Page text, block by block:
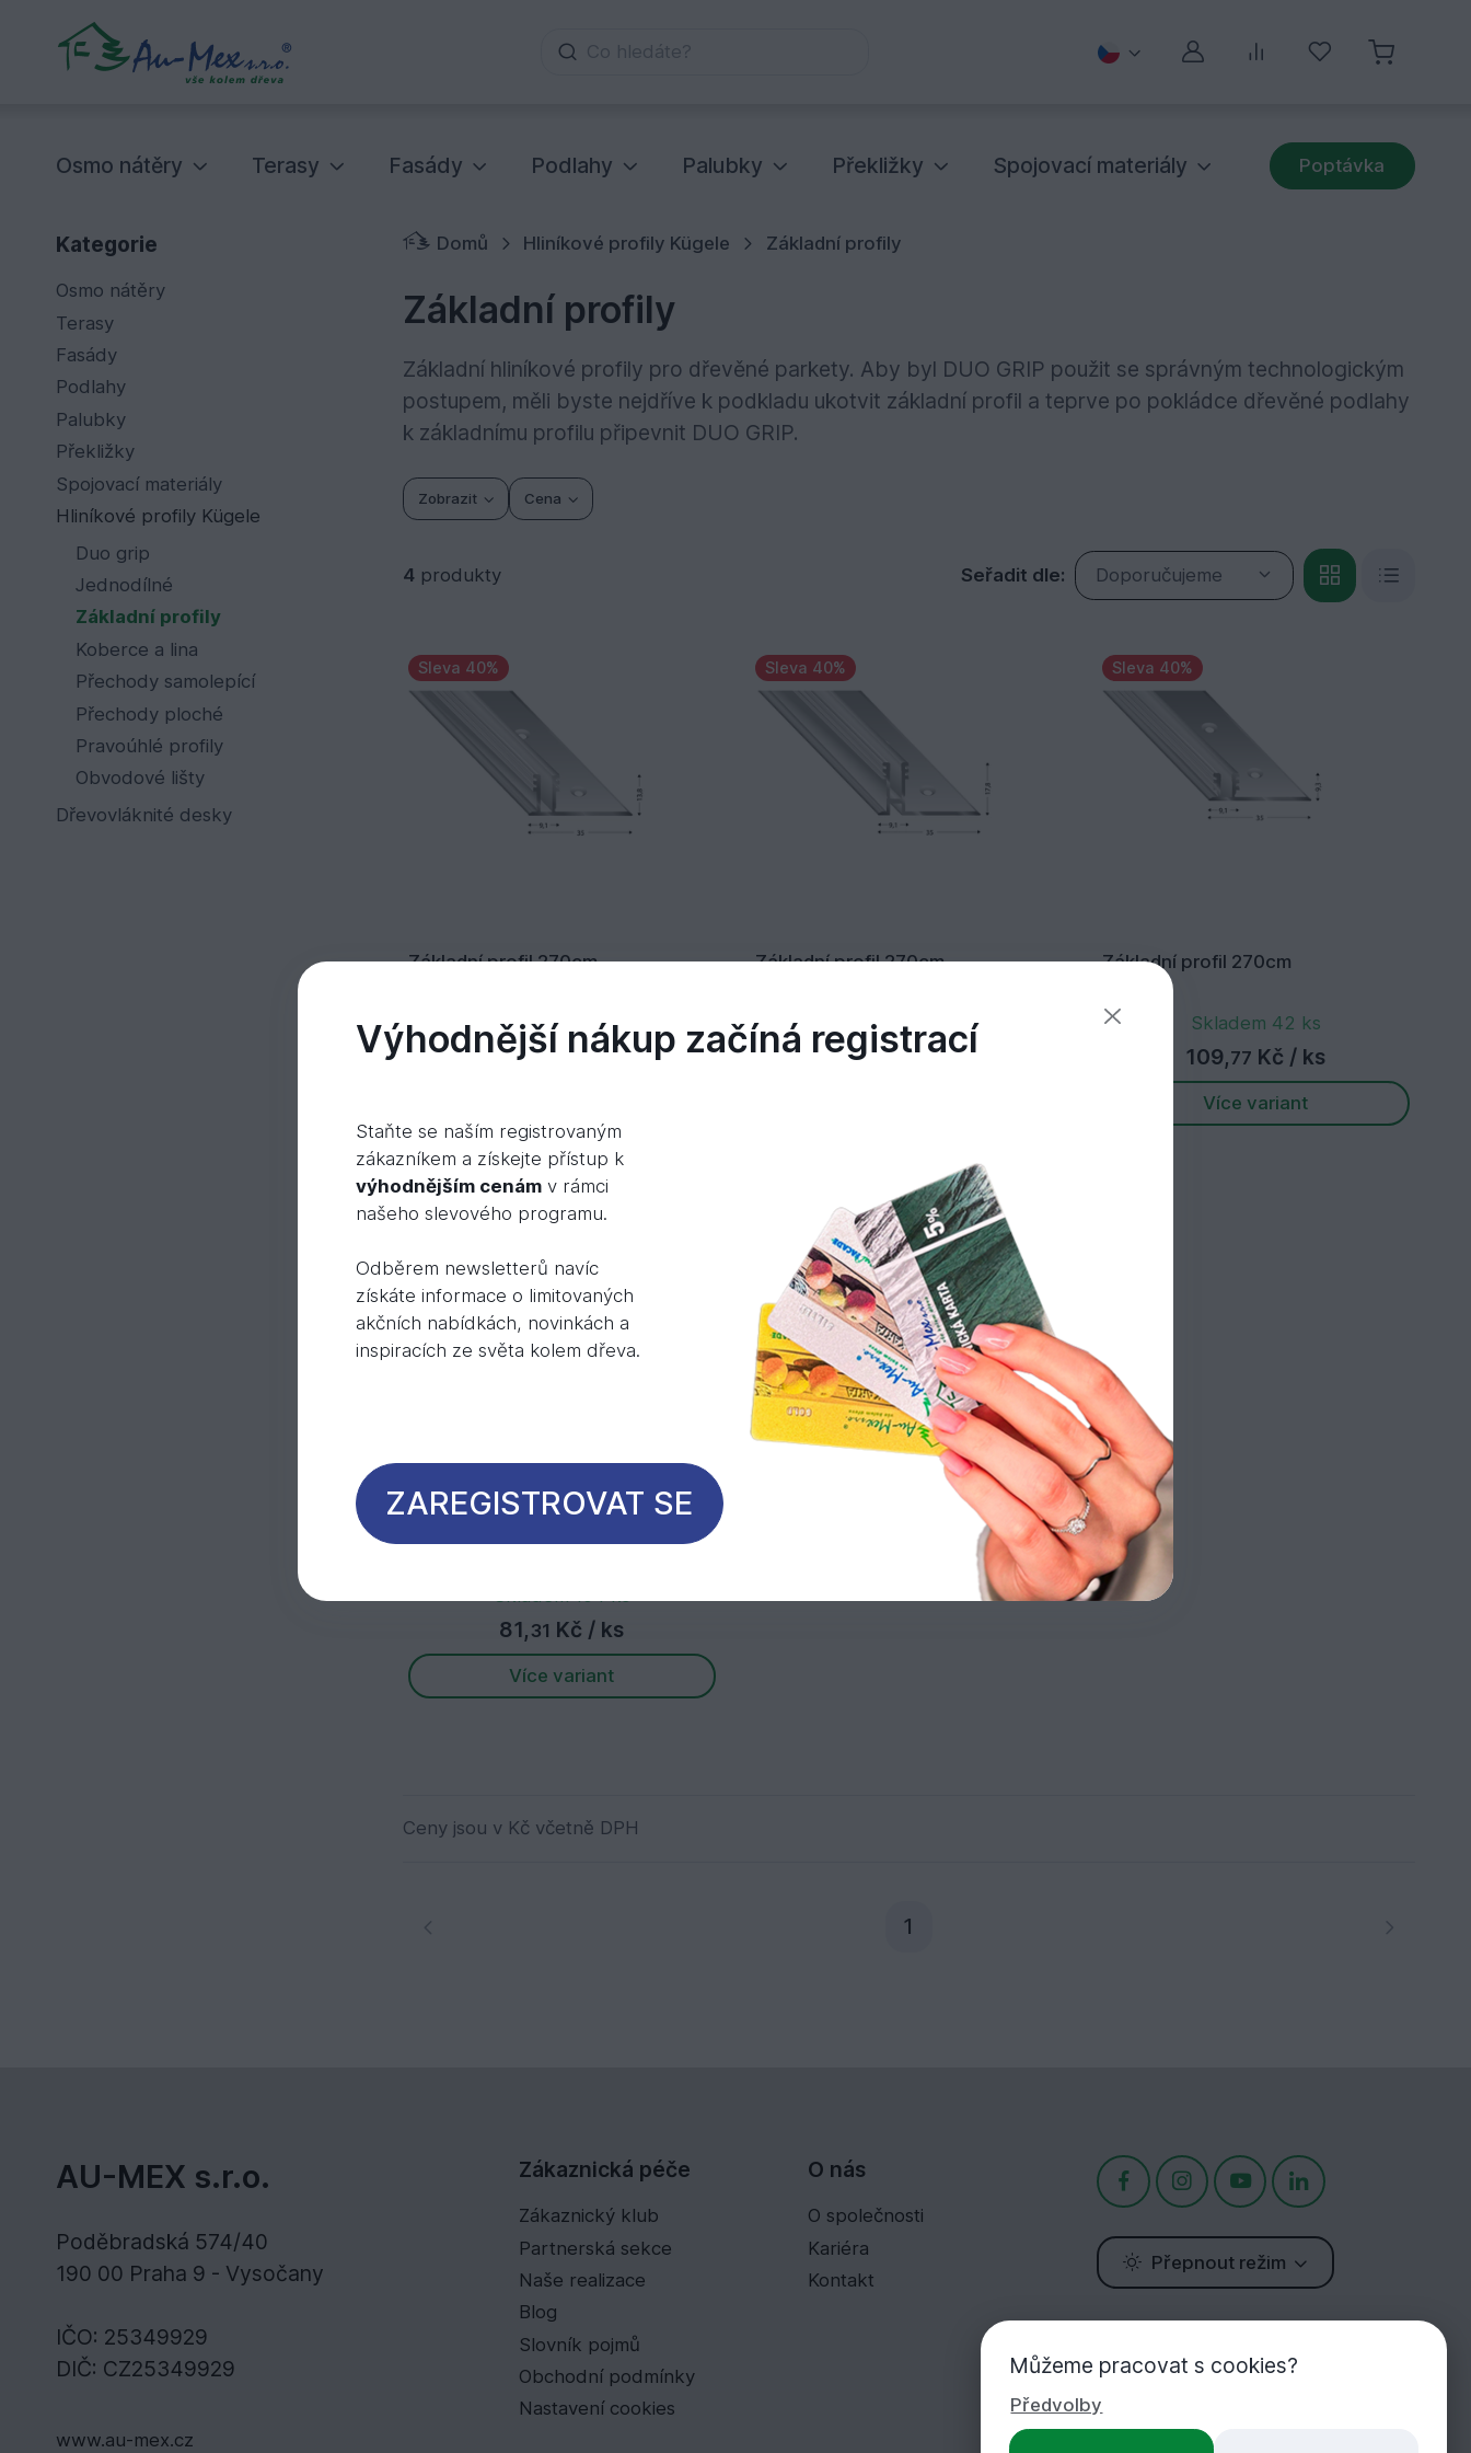
Co hledáte? Můj účetPorovnávání
Oblíbené
Osmo nátěry Terasy Fasády Podlahy Palubky Překližky Spojovací materiály Poptávka
Kategorie
Osmo nátěry
Terasy
Fasády
Podlahy
Palubky
Překližky
Spojovací materiály
Hliníkové profily Kügele
Duo grip
Jednodílné
Základní profily
Koberce a lina
Přechody samolepící
Přechody ploché
Pravoúhlé profily
Obvodové lišty
Dřevovláknité desky
Domů Hliníkové profily Kügele Základní profily
Základní profily
Základní hliníkové profily pro dřevěné parkety. Aby byl DUO GRIP použit se správným technologickým
postupem, měli byste nejdříve k podkladu ukotvit základní profil a teprve po pokládce dřevěné podlahy
k základnímu profilu připevnit DUO GRIP.
Zobrazit Cena
4 produkty Seřadit dle: Doporučujeme
Sleva 40%
Základní profil 270cm
Skladem 35 ks
121,53 Kč/ ks
Sleva 40%
Základní profil 270cm
Skladem 85 ks
131, 33Kč/ ks
Sleva 40%
Základní profil 270cm
Skladem 42 ks
109,77 Kč / ks
Více variant
81, 31 Kč / ks
Více variant
Ceny jsou v Kč včetně DPH
1
AU-MEX s.r.o.
Poděbradská 574/40
190 00 Praha 9 - Vysočany
IČO: 25349929
DIČ: CZ25349929
www.au-mex.cz
Zákaznická péče
Zákaznický klub
Partnerská sekce
Naše realizace
Blog
Slovník pojmů
Obchodní podmínky
Nastavení cookies
O nás
O společnosti
Kariéra
Kontakt
Přepnout režim
Jsme tu pro Vás!
+420 283 933 452
Můžeme pracovat s cookies?
Předvolby
Výhodnější nákup začíná registrací
Staňte se naším registrovaným
zákazníkem a získejte přístup k
výhodnějším cenámv rámci
našeho slevového programu.
Odběrem newsletterů navíc
získáte informace o limitovaných
akčních nabídkách, novinkách a
inspiracích ze světa kolem dřeva.
ZAREGISTROVAT SE